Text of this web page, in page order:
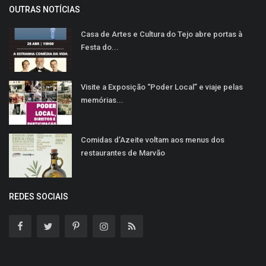
OUTRAS NOTÍCIAS
Casa de Artes e Cultura do Tejo abre portas à
Festa do...
Visite a Exposição “Poder Local” e viaje pelas
memórias...
Comidas d’Azeite voltam aos menus dos
restaurantes de Marvão
REDES SOCIAIS